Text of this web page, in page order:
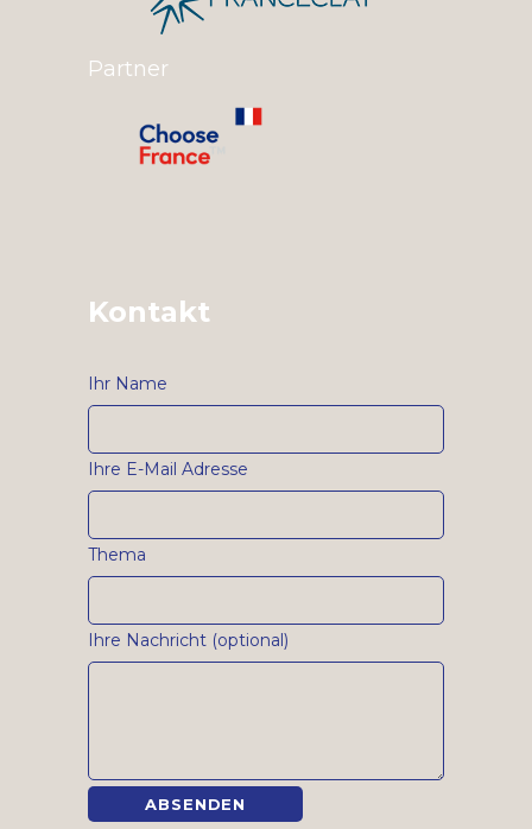
Partner
Kontakt
Ihr Name
Ihre E-Mail Adresse
Thema
Ihre Nachricht (optional)